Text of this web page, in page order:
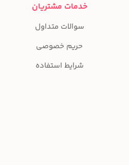
خدمات مشتریان
سوالات متداول
حریم خصوصی
شرایط استفاده